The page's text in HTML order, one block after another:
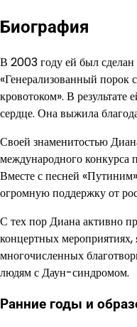
Биография
В 2003 году ей был
«Генерализованный
кровотоком». В результате
сердце. Она выжила
Своей знаменитостью
международного конкурса
Вместе с песней
огромную поддержку от
С тех пор Диана активно
концертных мероприятиях,
многочисленных
людям с Даун-синдромом.
Ранние годы и